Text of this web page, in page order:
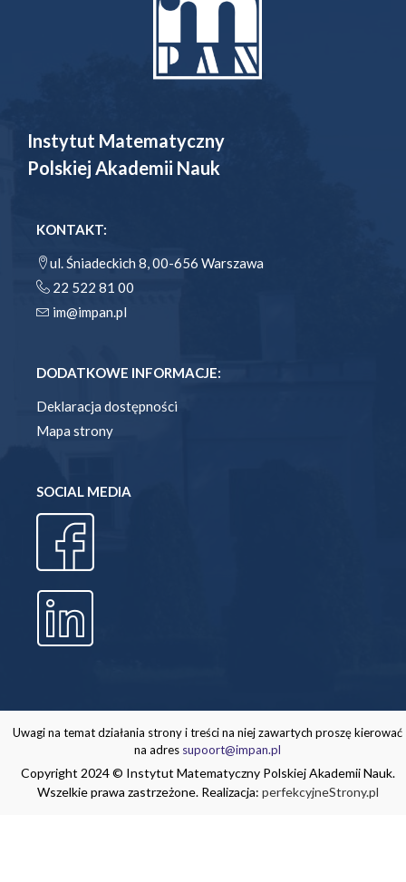
Instytut Matematyczny
Polskiej Akademii Nauk
KONTAKT:
ul. Śniadeckich 8, 00-656 Warszawa
22 522 81 00
im@impan.pl
DODATKOWE INFORMACJE:
Deklaracja dostępności
Mapa strony
SOCIAL MEDIA
Uwagi na temat działania strony i treści na niej zawartych proszę kierować
na adres supoort@impan.pl
Copyright 2024 © Instytut Matematyczny Polskiej Akademii Nauk.
Wszelkie prawa zastrzeżone. Realizacja: perfekcyjneStrony.pl